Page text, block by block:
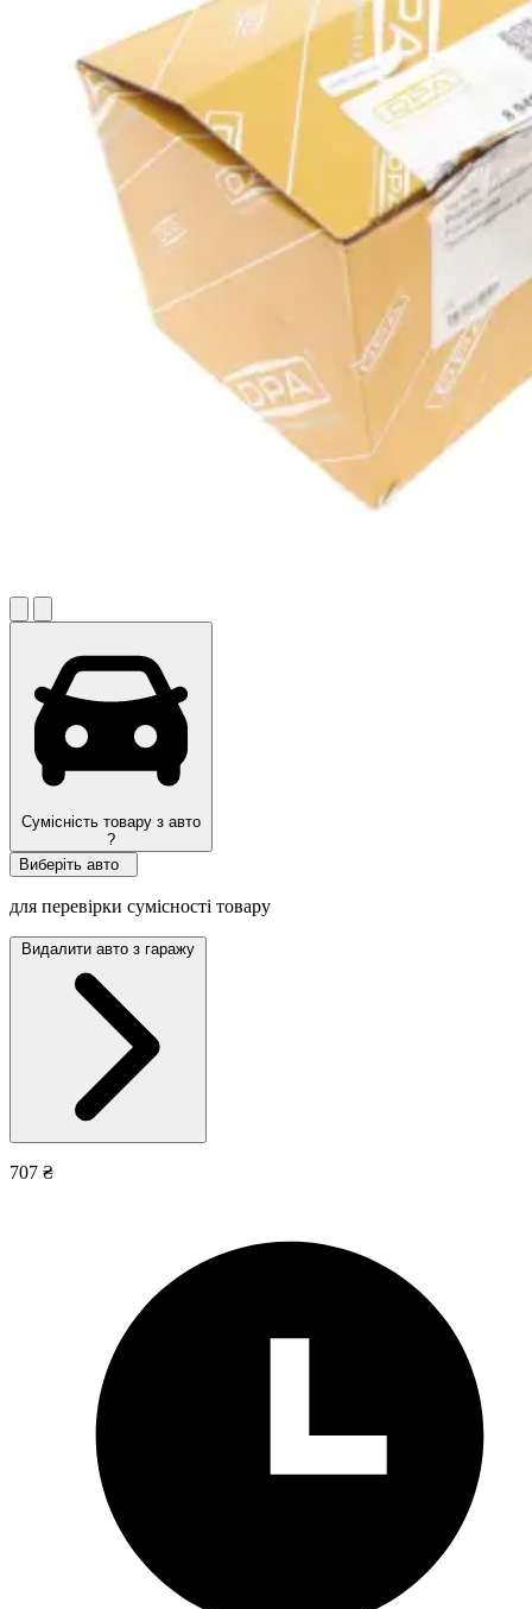
Сумісність товару з авто
?
Виберіть авто
для перевірки сумісності товару
Видалити авто з гаражу
707 ₴